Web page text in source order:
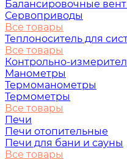
Балансировочные
Сервоприводы
Все товары
Теплоноситель для
Все товары
Контрольно-
Манометры
Термоманометры
Термометры
Все товары
Печи
Печи отопительные
Печи для бани и сауны
Все товары